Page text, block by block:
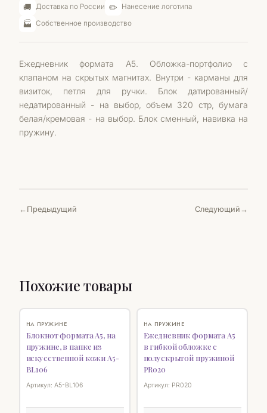
🚚 Доставка по России ✏️ Нанесение логотипа
🏭 Собственное производство
Ежедневник формата А5. Обложка-портфолио с
клапаном на скрытых магнитах. Внутри - карманы для
визиток, петля для ручки. Блок датированный/
недатированный - на выбор, объем 320 стр, бумага
белая/кремовая - на выбор. Блок сменный, навивка на
пружину.
Предыдущий Следующий
Похожие товары
НА ПРУЖИНЕ
Блокнот формата А5, на
пружине, в папке из
искусственной кожи А5-
BL106
Артикул: А5-BL106
НА ПРУЖИНЕ
Ежедневник формата А5
в гибкой обложке с
полускрытой пружиной
PR020
Артикул: PR020